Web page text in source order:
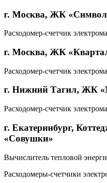
г. Москва, ЖК
Расходомер-счетчик
г. Москва, ЖК
Расходомер-счетчик
г. Нижний Тагил, ЖК
Расходомер-счетчик
г. Екатеринбург,
«Совушки»
Вычислитель тепловой
Расходомеры-счетчики